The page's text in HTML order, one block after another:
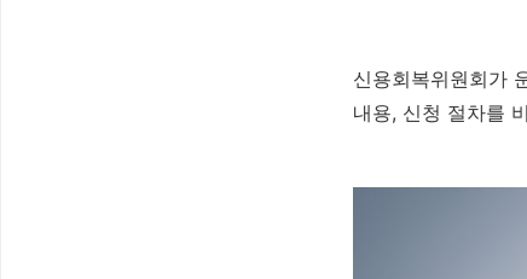
신용회복위원회가
내용, 신청 절차를